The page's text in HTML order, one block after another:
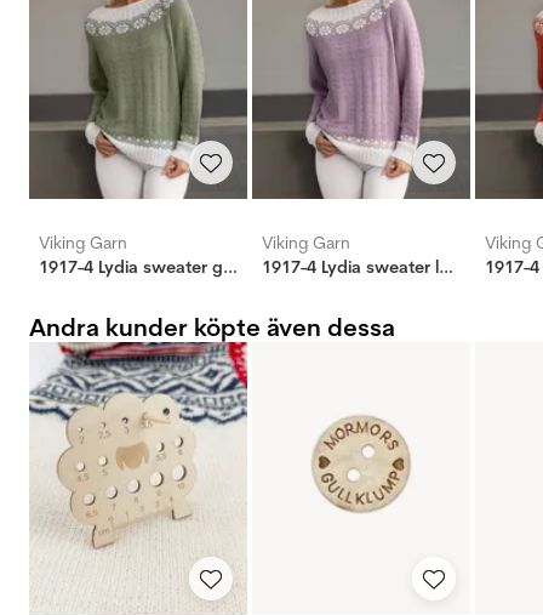
Viking Garn
1917-4 Lydia sweater gron
Viking Garn
1917-4 Lydia sweater lys lilla
Viking
Andra kunder köpte även dessa